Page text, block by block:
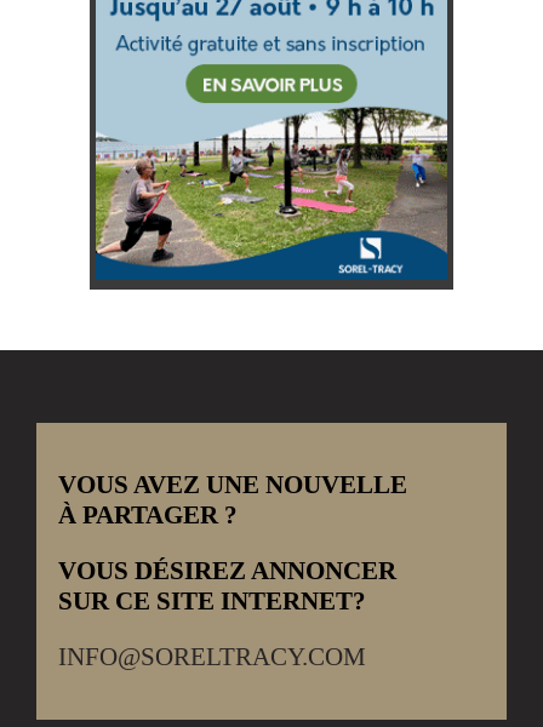
VOUS AVEZ UNE NOUVELLE
À PARTAGER ?
VOUS DÉSIREZ ANNONCER
SUR CE SITE INTERNET?
INFO@SORELTRACY.COM